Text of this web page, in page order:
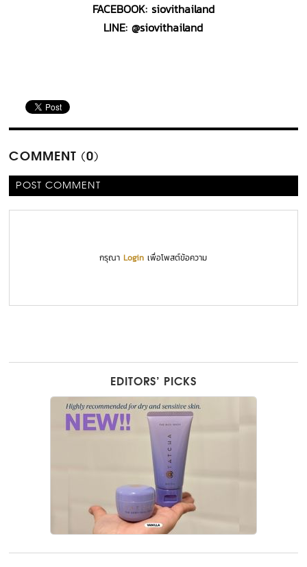
FACEBOOK: siovithailand
LINE: @siovithailand
COMMENT (0)
POST COMMENT
กรุณาLogin เพื่อโพสต์ข้อความ
EDITORS’ PICKS